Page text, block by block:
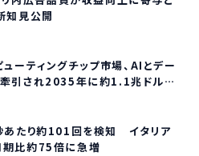
知見公開
ューティングチップ市場、AIとデー
引され2035年に約1.1兆ドル規
あたり約101回を検知 イタリア
比約75倍に急増